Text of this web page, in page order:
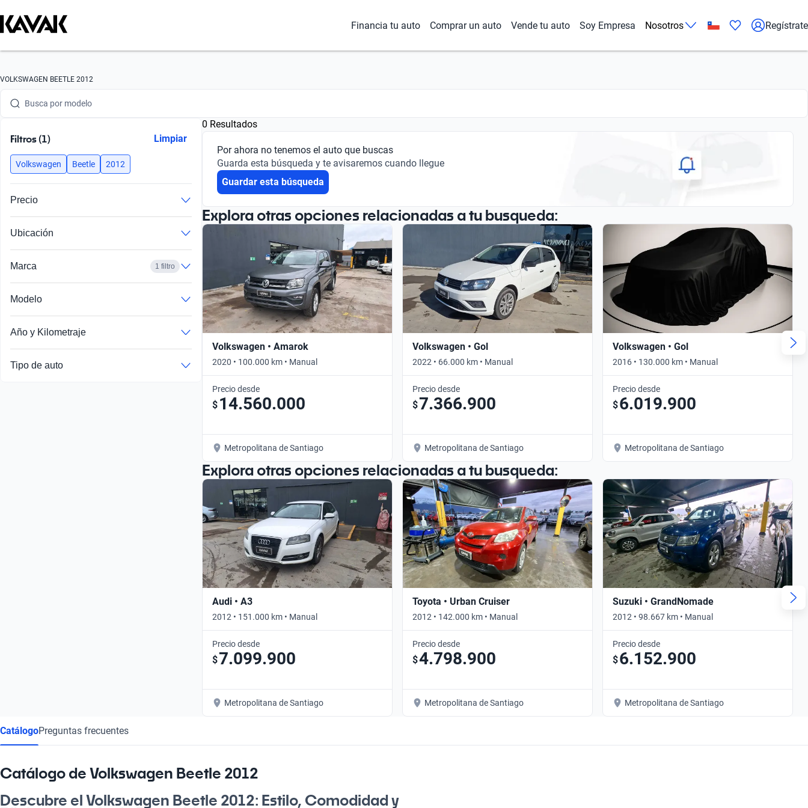
Financia tu auto Comprar un auto Vende tu auto Soy Empresa Nosotros Regístrate
VOLKSWAGEN BEETLE 2012
Busca por marca
Busca por modelo
Busca por año
Busca por marca
Busca por versión
Busca por año
Filtros (1) Limpiar
Volkswagen Beetle 2012
Precio
Ubicación
Marca 1 filtro
Modelo
Año y Kilometraje
Tipo de auto
0 Resultados
Por ahora no tenemos el auto que buscas
Guarda esta búsqueda y te avisaremos cuando llegue
Guardar esta búsqueda
Explora otras opciones relacionadas a tu busqueda:
Volkswagen • Amarok
2020 • 100.000 km • Manual
Precio desde
$ 14.560.000
Metropolitana de Santiago
Volkswagen • Gol
2022 • 66.000 km • Manual
Precio desde
$7.366.900
Metropolitana de Santiago
Volkswagen • Gol
2016 • 130.000 km • Manual
Precio desde
$6.019.900
Metropolitana de Santiago
Explora otras opciones relacionadas a tu busqueda:
Audi • A3
2012 • 151.000 km • Manual
Precio desde
$7.099.900
Metropolitana de Santiago
Toyota • Urban Cruiser
2012 • 142.000 km • Manual
Precio desde
$4.798.900
Metropolitana de Santiago
Suzuki • GrandNomade
2012 • 98.667 km • Manual
Precio desde
$6.152.900
Metropolitana de Santiago
CatálogoPreguntas frecuentes
Catálogo de Volkswagen Beetle 2012
Descubre el Volkswagen Beetle 2012: Estilo, Comodidad y